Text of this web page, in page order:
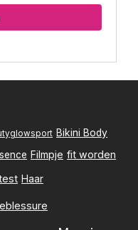
Bikini Body
Filmpje fit worden
Haar